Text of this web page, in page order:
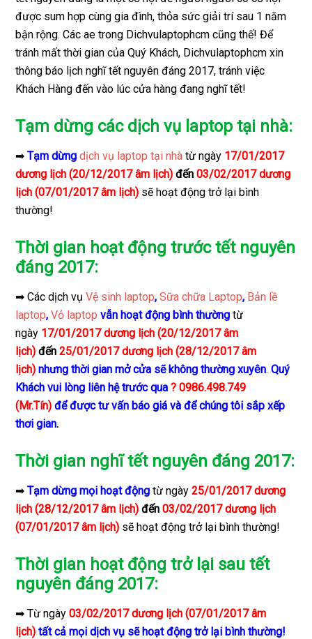
được sum hợp cùng gia đình, thỏa sức giải trí sau 1 năm
bận rộng. Các ae trong Dichvulaptophcm cũng thế! Để
tránh mất thời gian của Quý Khách, Dichvulaptophcm xin
thông báo lịch nghĩ tết nguyên đáng 2017, tránh việc
Khách Hàng đến vào lúc cửa hàng đang nghĩ tết!
Tạm dừng các dịch vụ laptop tại nhà:
➡Tạm dừngdịch vụ laptop tại nhà từ ngày 17/01/2017
dương lịch (20/12/2017 âm lịch) đến03/02/2017 dương
lịch (07/01/2017 âm lịch) sẽ hoạt động trở lại bình
thường!
Thời gian hoạt động trước tết nguyên
đáng 2017:
➡ Các dịch vụVệ sinh laptop,Sữa chữa Laptop, Bản lề
laptop,Vỏ laptop vẫn hoạt động bình thường từ
ngày 17/01/2017 dương lịch (20/12/2017 âm
lịch) đến25/01/2017 dương lịch (28/12/2017 âm
lịch) nhưng thời gian mở cửa sẽ không thường xuyên.Quý
Khách vui lòng liên hệ trước qua ? 0986.498.749
(Mr.Tín) để được tư vấn báo giá và để chúng tôi sắp xếp
thơi gian.
Thời gian nghĩ tết nguyên đáng 2017:
➡Tạm dừng mọi hoạt động từ ngày25/01/2017 dương
lịch (28/12/2017 âm lịch)đến03/02/2017 dương lịch
(07/01/2017 âm lịch) sẽ hoạt động trở lại bình thường!
Thời gian hoạt động trở lại sau tết
nguyên đáng 2017:
➡ Từ ngày03/02/2017 dương lịch (07/01/2017 âm
lịch) tất cả mọi dịch vụ sẽ hoạt động trở lại bình thường!